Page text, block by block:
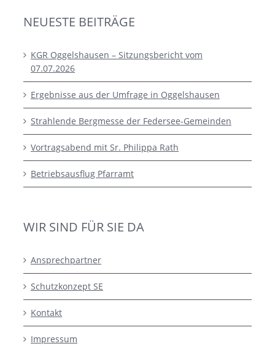
NEUESTE BEITRÄGE
KGR Oggelshausen – Sitzungsbericht vom
07.07.2026
Ergebnisse aus der Umfrage in Oggelshausen
Strahlende Bergmesse der Federsee-Gemeinden
Vortragsabend mit Sr. Philippa Rath
Betriebsausflug Pfarramt
WIR SIND FÜR SIE DA
Ansprechpartner
Schutzkonzept SE
Kontakt
Impressum